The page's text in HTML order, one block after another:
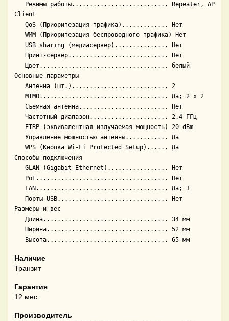
Client
Основные параметры
Способы подключения
Размеры и вес
Наличие
Транзит
Гарантия
12 мес.
Производитель